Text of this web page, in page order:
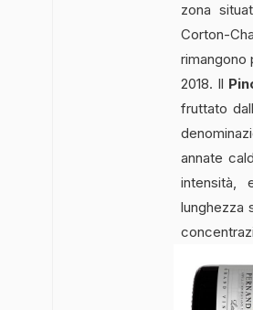
zona
Corton-
rimangono
2018. Il
fruttato
annate
intensità,
lunghezza